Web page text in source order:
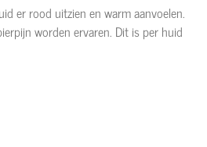
er rood uitzien en warm aanvoelen.
worden ervaren. Dit is per huid